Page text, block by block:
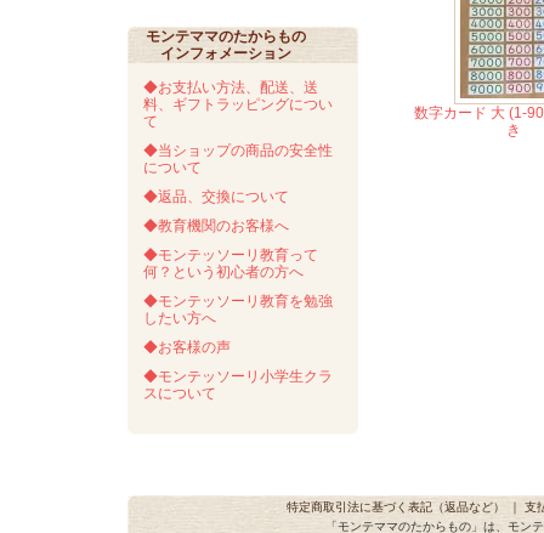
モンテママのたからもの
インフォメーション
◆お支払い方法、配送、送
料、ギフトラッピングについ
て
◆当ショップの商品の安全性
について
◆返品、交換について
◆教育機関のお客様へ
◆モンテッソーリ教育って
何？という初心者の方へ
◆モンテッソーリ教育を勉強
したい方へ
◆お客様の声
◆モンテッソーリ小学生クラ
スについて
数字カード 大 (1-
き
特定商取引法に基づく表記（返品など） ｜ 支
「モンテママのたからもの」は、モン